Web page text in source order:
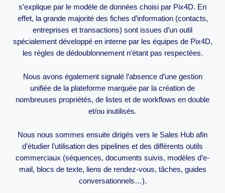
s’explique par le modèle de données choisi par Pix4D. En
effet, la grande majorité des fiches d’information (contacts,
entreprises et transactions) sont issues d’un outil
spécialement développé en interne par les équipes de Pix4D,
les règles de dédoublonnement n’étant pas respectées.
Nous avons également signalé l’absence d’une gestion
unifiée de la plateforme marquée par la création de
nombreuses propriétés, de listes et de workflows en double
et/ou inutilisés.
Nous nous sommes ensuite dirigés vers le Sales Hub afin
d’étudier l’utilisation des pipelines et des différents outils
commerciaux (séquences, documents suivis, modèles d’e-
mail, blocs de texte, liens de rendez-vous, tâches, guides
conversationnels…).